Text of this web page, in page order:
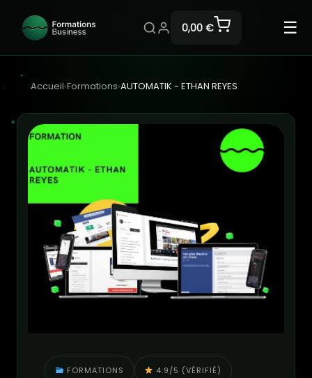
0,00 € ☰
Accueil›Formations›AUTOMATIK - ETHAN REYES
FORMATIONS 4.9/5 (VÉRIFIÉ)